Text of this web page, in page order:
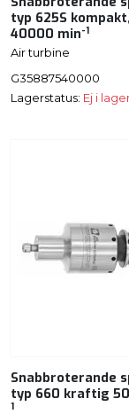
typ 625S
40000 min-1
Air turbine
G35887540000
Lagerstatus: Ej i
Snabbroterande
typ 660 kraftig
1